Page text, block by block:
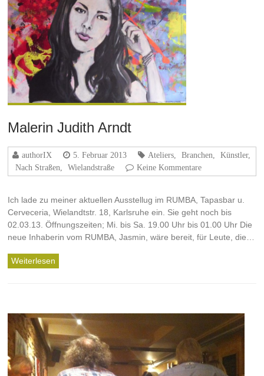
Malerin Judith Arndt
authorIX 5. Februar 2013 Ateliers Branchen Künstler,
Nach Straßen
Wielandstraße Keine Kommentare
Ich lade zu meiner aktuellen Ausstellug im RUMBA, Tapasbar u.
Cerveceria, Wielandtstr. 18, Karlsruhe ein. Sie geht noch bis
02.03.13. Öffnungszeiten; Mi. bis Sa. 19.00 Uhr bis 01.00 Uhr Die
neue Inhaberin vom RUMBA, Jasmin, wäre bereit, für Leute, die…
Weiterlesen